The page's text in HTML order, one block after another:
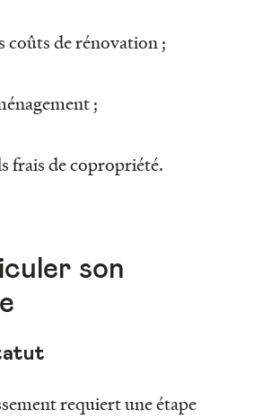
coûts de rénovation ;
;
frais de copropriété.
son
requiert une étape